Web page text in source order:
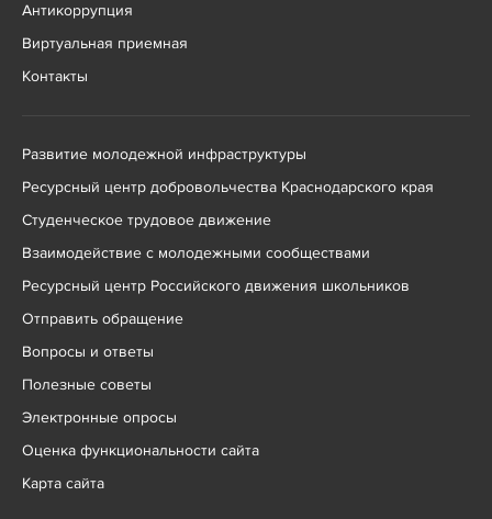
Антикоррупция
Виртуальная приемная
Контакты
Развитие молодежной инфраструктуры
Ресурсный центр добровольчества Краснодарского края
Студенческое трудовое движение
Взаимодействие с молодежными сообществами
Ресурсный центр Российского движения школьников
Отправить обращение
Вопросы и ответы
Полезные советы
Электронные опросы
Оценка функциональности сайта
Карта сайта